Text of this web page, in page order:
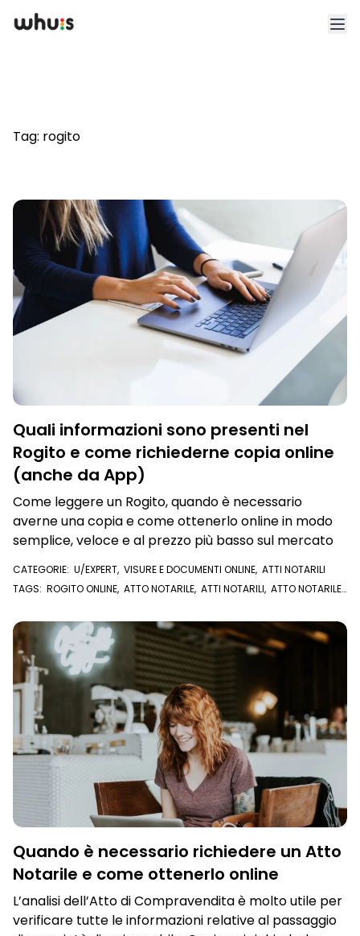
Blog
Whuis per lo sport
Accedi Registrati
Tag: rogito
Quali informazioni sono presenti nel
Rogito e come richiederne copia online
(anche da App)
Come leggere un Rogito, quando è necessario
averne una copia e come ottenerlo online in modo
semplice, veloce e al prezzo più basso sul mercato
CATEGORIE: U/EXPERT, VISURE E DOCUMENTI ONLINE, ATTI NOTARILI
TAGS: ROGITO ONLINE, ATTO NOTARILE, ATTI NOTARILI, ATTO NOTARILE
Quando è necessario richiedere un Atto
Notarile e come ottenerlo online
L’analisi dell’Atto di Compravendita è molto utile per
verificare tutte le informazioni relative al passaggio